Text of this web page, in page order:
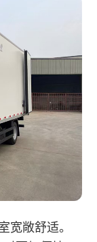
宽敞舒适。